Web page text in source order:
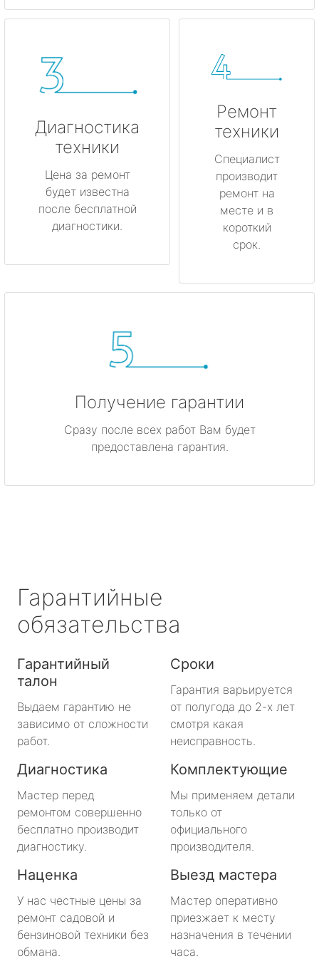
Диагностика
техники
Цена за ремонт
будет известна
после бесплатной
диагностики.
Ремонт
техники
Специалист
производит
ремонт на
месте и в
короткий
срок.
Получение гарантии
Сразу после всех работ Вам будет
предоставлена гарантия.
Гарантийные
обязательства
Гарантийный
талон
Выдаем гарантию не
зависимо от сложности
работ.
Сроки
Гарантия варьируется
от полугода до 2-х лет
смотря какая
неисправность.
Диагностика
Мастер перед
ремонтом совершенно
бесплатно производит
диагностику.
Комплектующие
Мы применяем детали
только от
официального
производителя.
Наценка
У нас честные цены за
ремонт садовой и
бензиновой техники без
обмана.
Выезд мастера
Мастер оперативно
приезжает к месту
назначения в течении
часа.